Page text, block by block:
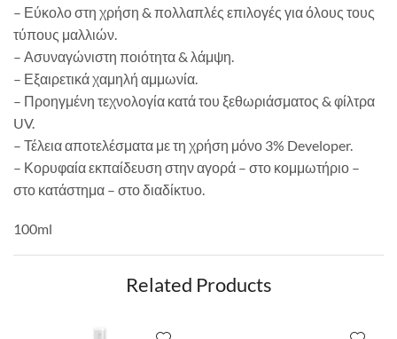
– Εύκολο στη χρήση & πολλαπλές επιλογές για όλους τους
τύπους μαλλιών.
– Ασυναγώνιστη ποιότητα & λάμψη.
– Εξαιρετικά χαμηλή αμμωνία.
– Προηγμένη τεχνολογία κατά του ξεθωριάσματος & φίλτρα
UV.
– Τέλεια αποτελέσματα με τη χρήση μόνο 3% Developer.
– Κορυφαία εκπαίδευση στην αγορά – στο κομμωτήριο –
στο κατάστημα – στο διαδίκτυο.
100ml
Related Products